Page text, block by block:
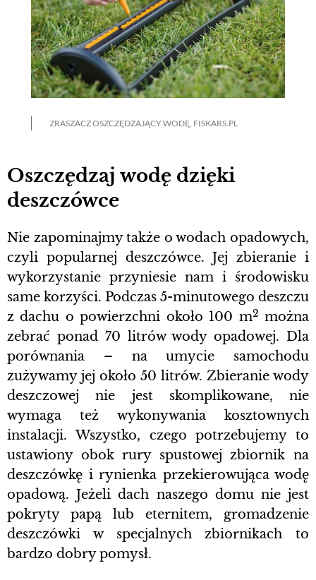
ZRASZACZ OSZCZĘDZAJĄCY WODĘ, FISKARS.PL
Oszczędzaj wodę dzięki
deszczówce
Nie zapominajmy także o wodach opadowych,
czyli popularnej deszczówce. Jej zbieranie i
wykorzystanie przyniesie nam i środowisku
same korzyści. Podczas 5-minutowego deszczu
z dachu o powierzchni około 100 m2 można
zebrać ponad 70 litrów wody opadowej. Dla
porównania – na umycie samochodu
zużywamy jej około 50 litrów. Zbieranie wody
deszczowej nie jest skomplikowane, nie
wymaga też wykonywania kosztownych
instalacji. Wszystko, czego potrzebujemy to
ustawiony obok rury spustowej zbiornik na
deszczówkę i rynienka przekierowująca wodę
opadową. Jeżeli dach naszego domu nie jest
pokryty papą lub eternitem, gromadzenie
deszczówki w specjalnych zbiornikach to
bardzo dobry pomysł.